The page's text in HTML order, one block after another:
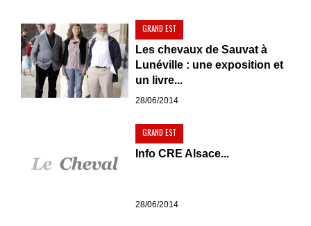
GRAND EST
Les chevaux de Sauvat à
Lunéville : une exposition et
un livre...
28/06/2014
GRAND EST
Info CRE Alsace...
28/06/2014